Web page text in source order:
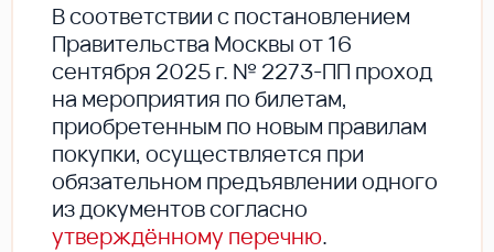
В соответствии с постановлением
Правительства Москвы от 16
сентября 2025 г. № 2273-ПП проход
на мероприятия по билетам,
приобретенным по новым правилам
покупки, осуществляется при
обязательном предъявлении одного
из документов согласно
утверждённому перечню.